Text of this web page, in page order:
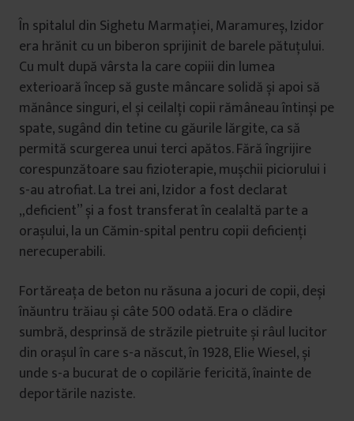
În spitalul din Sighetu Marmației, Maramureș, Izidor
era hrănit cu un biberon sprijinit de barele pătuțului.
Cu mult după vârsta la care copiii din lumea
exterioară încep să guste mâncare solidă și apoi să
mănânce singuri, el și ceilalți copii rămâneau întinși pe
spate, sugând din tetine cu găurile lărgite, ca să
permită scurgerea unui terci apătos. Fără îngrijire
corespunzătoare sau fizioterapie, mușchii piciorului i
s-au atrofiat. La trei ani, Izidor a fost declarat
„deficient” și a fost transferat în cealaltă parte a
orașului, la un Cămin-spital pentru copii deficienți
nerecuperabili.
Fortăreața de beton nu răsuna a jocuri de copii, deși
înăuntru trăiau și câte 500 odată. Era o clădire
sumbră, desprinsă de străzile pietruite și râul lucitor
din orașul în care s-a născut, în 1928, Elie Wiesel, și
unde s-a bucurat de o copilărie fericită, înainte de
deportările naziste.